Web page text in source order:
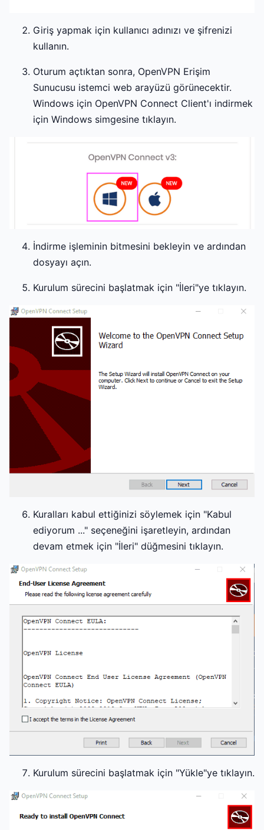
Giriş yapmak için kullanıcı adınızı ve şifrenizi
kullanın.
Oturum açtıktan sonra, OpenVPN Erişim
Sunucusu istemci web arayüzü görünecektir.
Windows için OpenVPN Connect Client'ı indirmek
için Windows simgesine tıklayın.
İndirme işleminin bitmesini bekleyin ve ardından
dosyayı açın.
Kurulum sürecini başlatmak için "İleri"ye tıklayın.
Kuralları kabul ettiğinizi söylemek için "Kabul
ediyorum ..." seçeneğini işaretleyin, ardından
devam etmek için "İleri" düğmesini tıklayın.
Kurulum sürecini başlatmak için "Yükle"ye tıklayın.